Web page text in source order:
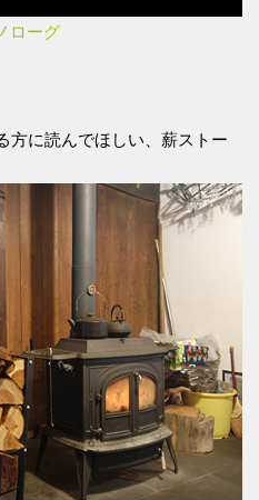
ローグ
方に読んでほしい、薪ストー